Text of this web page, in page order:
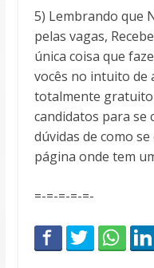
5) Lembrando que
pelas vagas,
única coisa que
vocês no intuito de
totalmente gratuito
candidatos para se
dúvidas de como
página onde tem
=-=-=-=-=-